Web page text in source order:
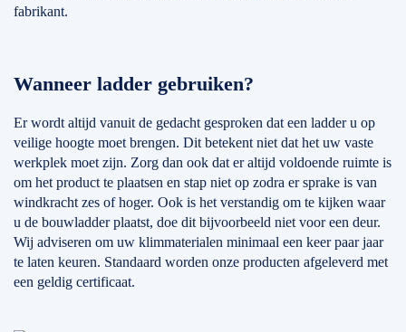
fabrikant.
Wanneer ladder gebruiken?
Er wordt altijd vanuit de gedacht gesproken dat een ladder u op
veilige hoogte moet brengen. Dit betekent niet dat het uw vaste
werkplek moet zijn. Zorg dan ook dat er altijd voldoende ruimte is
om het product te plaatsen en stap niet op zodra er sprake is van
windkracht zes of hoger. Ook is het verstandig om te kijken waar
u de bouwladder plaatst, doe dit bijvoorbeeld niet voor een deur.
Wij adviseren om uw klimmaterialen minimaal een keer paar jaar
te laten keuren. Standaard worden onze producten afgeleverd met
een geldig certificaat.